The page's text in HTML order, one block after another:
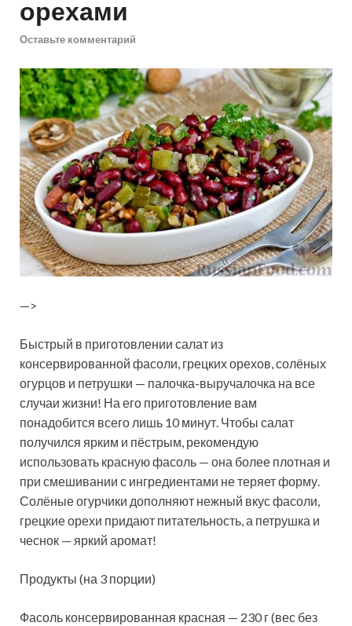
орехами
Оставьте комментарий
—>
Быстрый в приготовлении салат из
консервированной фасоли, грецких орехов, солёных
огурцов и петрушки — палочка-выручалочка на все
случаи жизни! На его приготовление вам
понадобится всего лишь 10 минут. Чтобы салат
получился ярким и пёстрым, рекомендую
использовать красную фасоль — она более плотная и
при смешивании с ингредиентами не теряет форму.
Солёные огурчики дополняют нежный вкус фасоли,
грецкие орехи придают питательность, а петрушка и
чеснок — яркий аромат!
Продукты (на 3 порции)
Фасоль консервированная красная — 230 г (вес без